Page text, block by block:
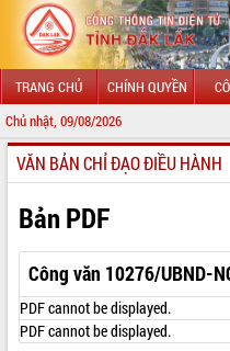
TRANG CHỦ CHÍNH QUYỀN
Chủ nhật, 09/08/2026
GIỚI THIỆU
LÃNH ĐẠO UBND TỈNH
TIN TỨC SỰ KIỆN
SỞ, BAN, NGÀNH
UBND CÁC XÃ, PHƯỜNG
VĂN BẢN CHỈ ĐẠO ĐIỀU HÀNH
Bản PDF
Công văn 10276/UBND-
PDF cannot be displayed.
PDF cannot be displayed.